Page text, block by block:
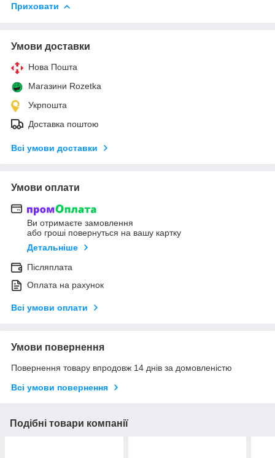
Приховати
Умови доставки
Нова Пошта
Магазини Rozetka
Укрпошта
Доставка поштою
Всі умови доставки
Умови оплати
Ви отримаєте замовлення
або гроші повернуться на вашу картку
Детальніше
Післяплата
Оплата на рахунок
Всі умови оплати
Умови повернення
Повернення товару впродовж 14 днів за домовленістю
Всі умови повернення
Подібні товари компанії